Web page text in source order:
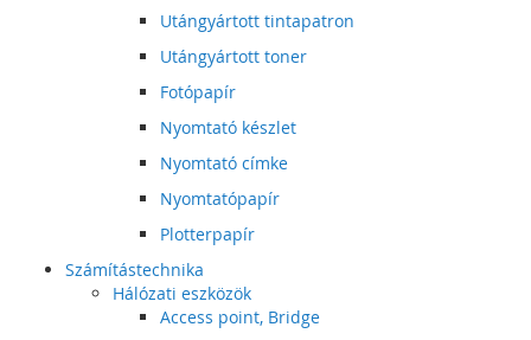
Utángyártott tintapatron
Utángyártott toner
Fotópapír
Nyomtató készlet
Nyomtató címke
Nyomtatópapír
Plotterpapír
Számítástechnika
Hálózati eszközök
Access point, Bridge